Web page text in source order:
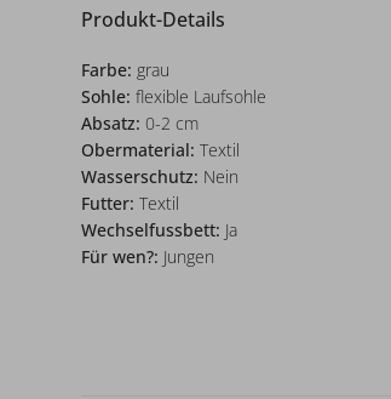
Produkt-Details
Farbe: grau
Sohle: flexible Laufsohle
Absatz: 0-2 cm
Obermaterial: Textil
Wasserschutz: Nein
Futter: Textil
Wechselfussbett: Ja
Für wen?: Jungen